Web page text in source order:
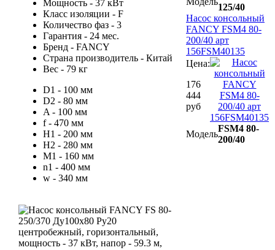
Мощность - 37 кВт
Класс изоляции - F
Количество фаз - 3
Гарантия - 24 мес.
Бренд - FANCY
Страна производитель - Китай
Вес - 79 кг
D1 - 100 мм
D2 - 80 мм
A - 100 мм
f - 470 мм
H1 - 200 мм
H2 - 280 мм
M1 - 160 мм
n1 - 400 мм
w - 340 мм
125/40
Насос консольный
FANCY FSM4 80-
200/40 арт
156FSM40135
Цена:
176
444
руб
Модель
FSM4 80-
200/40